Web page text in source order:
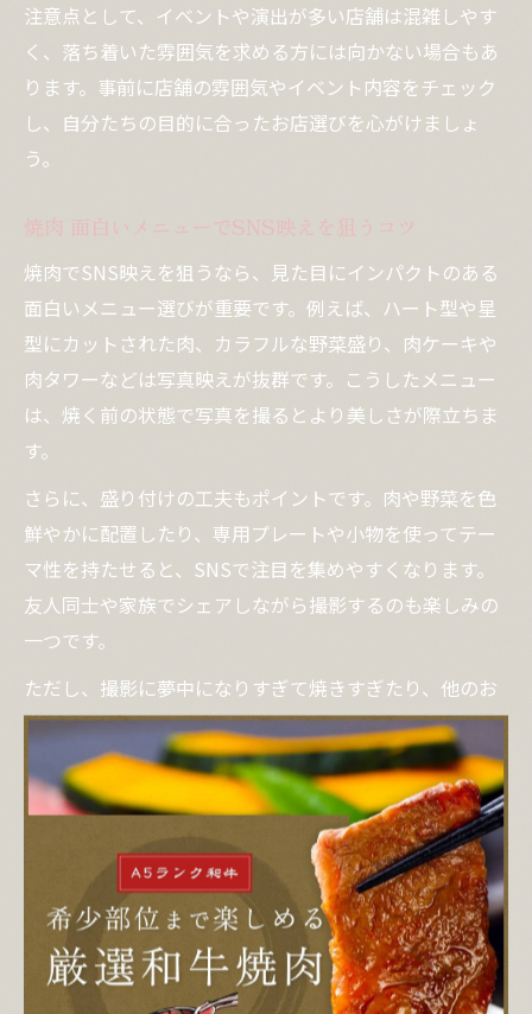
注意点として、イベントや演出が多い店舗は混雑しやす
く、落ち着いた雰囲気を求める方には向かない場合もあ
ります。事前に店舗の雰囲気やイベント内容をチェック
し、自分たちの目的に合ったお店選びを心がけましょ
う。
焼肉 面白いメニューでSNS映えを狙うコツ
焼肉でSNS映えを狙うなら、見た目にインパクトのある
面白いメニュー選びが重要です。例えば、ハート型や星
型にカットされた肉、カラフルな野菜盛り、肉ケーキや
肉タワーなどは写真映えが抜群です。こうしたメニュー
は、焼く前の状態で写真を撮るとより美しさが際立ちま
す。
さらに、盛り付けの工夫もポイントです。肉や野菜を色
鮮やかに配置したり、専用プレートや小物を使ってテー
マ性を持たせると、SNSで注目を集めやすくなります。
友人同士や家族でシェアしながら撮影するのも楽しみの
一つです。
ただし、撮影に夢中になりすぎて焼きすぎたり、他のお
客様の迷惑にならないよう配慮が必要です。写真撮影は
手早く行い、皆で美味しく焼肉を楽しむことを忘れずに
心がけましょう。
エンタメ焼肉で会話が弾む演出アイデア集
エンタメ焼肉では、食事をしながら会話が自然と盛り上
がる演出が人気です。例えば、部位当てクイズや、焼き
加減を競うミニゲーム、オリジナルタレのブレンド体験